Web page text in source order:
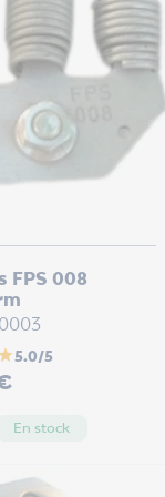
FPS 008
star5.0/5
En stock